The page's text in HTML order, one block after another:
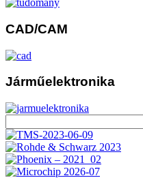
CAD/CAM
Járműelektronika